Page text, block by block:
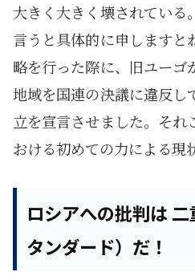
大きく大きく壊されている
言うと具体的に申しますと
略を行った際に、旧ユーゴ
地域を国連の決議に違反し
立を宣言させました。それ
おける初めての力による現
ロシアへの批判は
タンダード）だ！